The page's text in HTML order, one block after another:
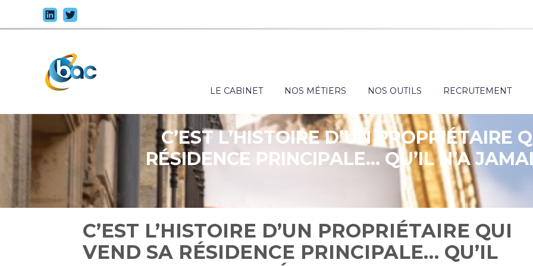
au
contenu
Principal
LE CABINET NOS MÉTIERS NOS OUTILS RECRUTEMENT
C’EST L’HISTOIRE D’UN PROPRIÉTAIRE
RÉSIDENCE PRINCIPALE… QU’IL N’A
C’EST L’HISTOIRE D’UN PROPRIÉTAIRE QUI
VEND SA RÉSIDENCE PRINCIPALE… QU’IL